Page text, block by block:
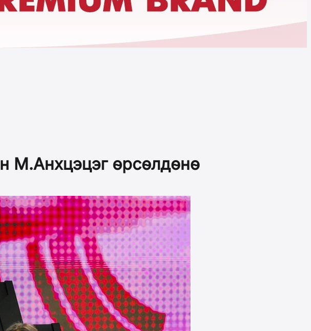
М.Анхцэцэг өрсөлдөнө